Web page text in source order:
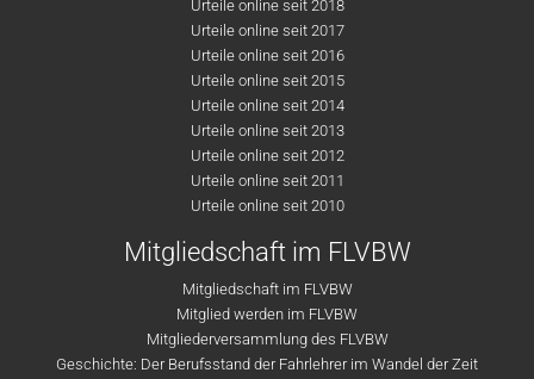
Urteile online seit 2018
Urteile online seit 2017
Urteile online seit 2016
Urteile online seit 2015
Urteile online seit 2014
Urteile online seit 2013
Urteile online seit 2012
Urteile online seit 2011
Urteile online seit 2010
Mitgliedschaft im FLVBW
Mitgliedschaft im FLVBW
Mitglied werden im FLVBW
Mitgliederversammlung des FLVBW
Geschichte: Der Berufsstand der Fahrlehrer im Wandel der Zeit